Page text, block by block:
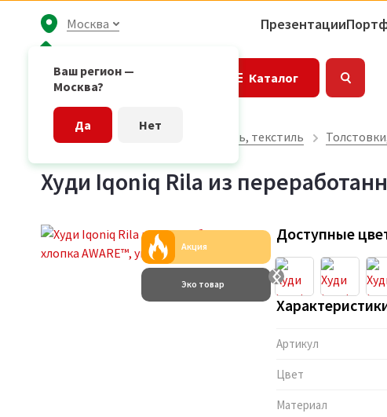
Москва
Ваш регион —
Москва?
Да Нет
Презентации
Каталог
Главная страница Одежда, обувь, текстиль
Худи Iqoniq Rila из
Акция
Эко товар
Доступные
Артикул
Цвет
Материал